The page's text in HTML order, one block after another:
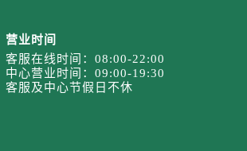
营业时间
客服在线时间：08:00-22:00
中心营业时间：09:00-19:30
客服及中心节假日不休